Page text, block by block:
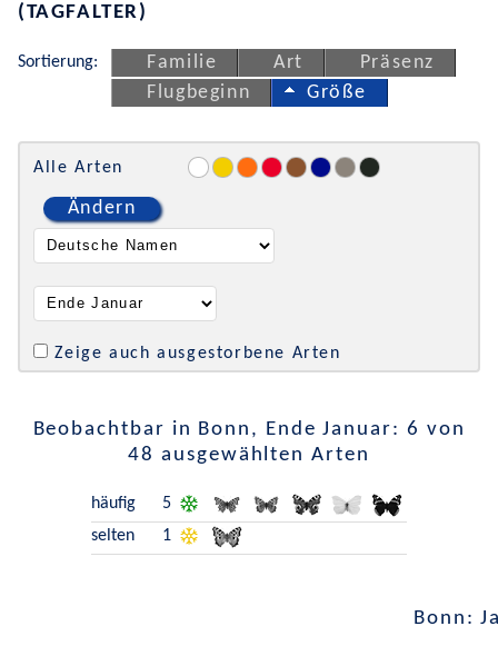
(TAGFALTER)
Sortierung: Familie Art
Präsenz
Flugbeginn
Größe
Alle Arten
Ändern
Zeige auch ausgestorbene Arten
Beobachtbar in Bonn, Ende Januar: 6 von
48 ausgewählten Arten
häufig
5
selten
1
Bonn: